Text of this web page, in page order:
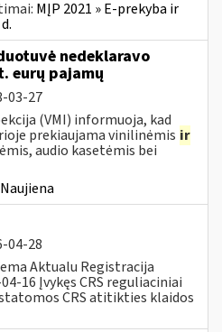
MĮP 2021 » E-prekyba ir
nedeklaravo
eurų pajamų
03-27
(VMI) informuoja, kad
prekiaujama vinilinėmis ir
audio kasetėmis bei
Naujiena
04-28
Aktualu Registracija
16 Įvykęs CRS reguliaciniai
CRS atitikties klaidos